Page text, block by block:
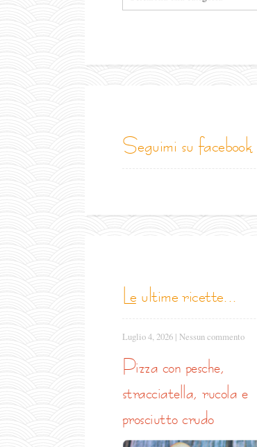
seguimi su facebook
le ultime ricette...
Luglio 4, 2026 | Nessun commento
pizza con pesche,
stracciatella, rucola e
prosciutto crudo